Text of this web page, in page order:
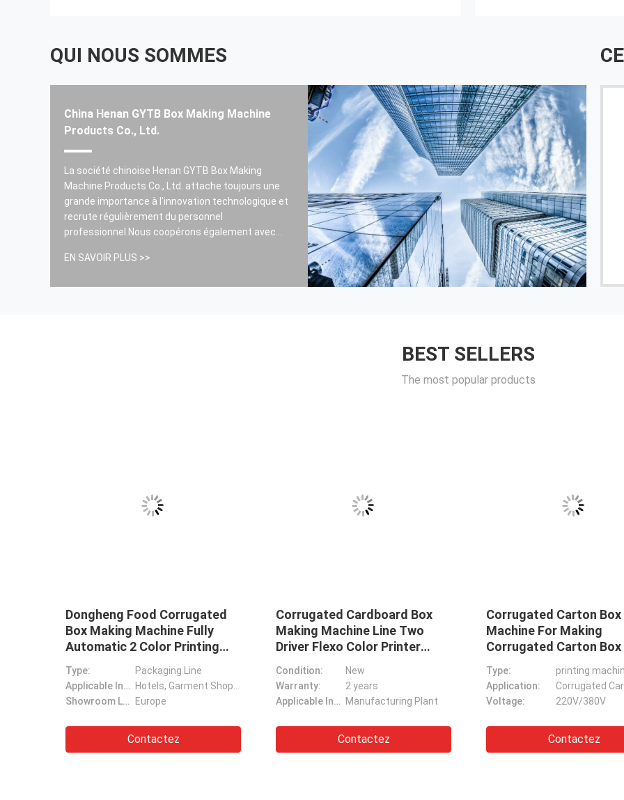
QUI NOUS SOMMES
China Henan GYTB Box Making Machine
Products Co., Ltd.
La société chinoise Henan GYTB Box Making
Machine Products Co., Ltd. attache toujours une
grande importance à l'innovation technologique et
recrute régulièrement du personnel
professionnel.Nous coopérons également avec
nouveaux produitsPour répondre aux besoins
EN SAVOIR PLUS >>
------ Il a été arrêté à l'hôpital.
Le service est très bon. Merci.
------ Jose
Ils
BEST SELLERS
The most popular products
Dongheng Food Corrugated
Box Making Machine Fully
Automatic 2 Color Printing
Type:
Packaging Line
Applicable Industries:
Hotels, Garment Shops, Building Material Shops, Manufacturing Plant, Machinery Repair Shops, Food & Beverage Factory, Farms, Restaurant, Home Use, Retail, Food Shop, Printing Shops, Construction worksÂ , Energy & Mining, Food & Bevera
Showroom Location: Europe
Contactez
Corrugated Cardboard Box
Making Machine Line Two
Driver Flexo Color Printer
Corrugated Cardboard
Condition:
New
Warranty:
2 years
Applicable Industries:
Manufacturing Plant
Contactez
Corrugated Carton Box
Machine For Making
Corrugated Carton Box
Type:
printing machine
Application:
Corrugated
Voltage:
220V/380V
Contactez